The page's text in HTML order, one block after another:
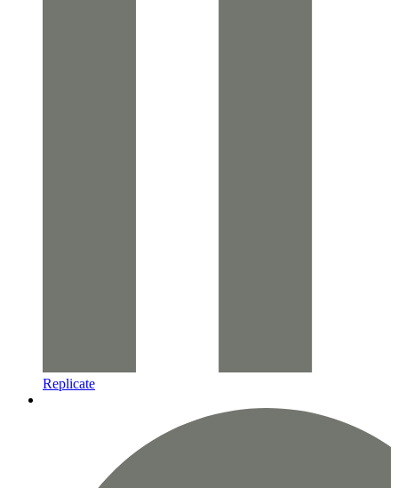
Replicate